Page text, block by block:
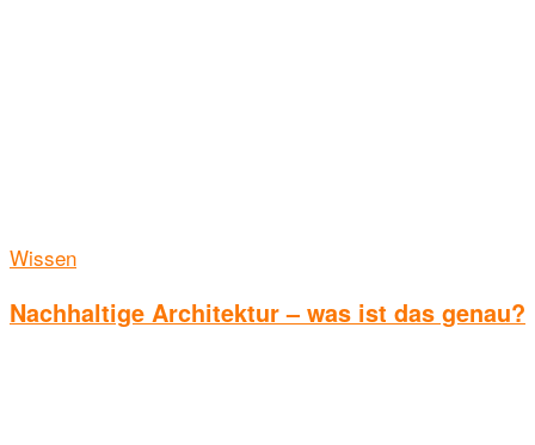
Wissen
Nachhaltige Architektur – was ist das genau?